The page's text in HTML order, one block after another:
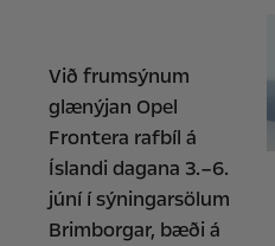
Við frumsýnum
glænýjan Opel
Frontera rafbíl á
Íslandi dagana 3.–6.
júní í sýningarsölum
Brimborgar, bæði á